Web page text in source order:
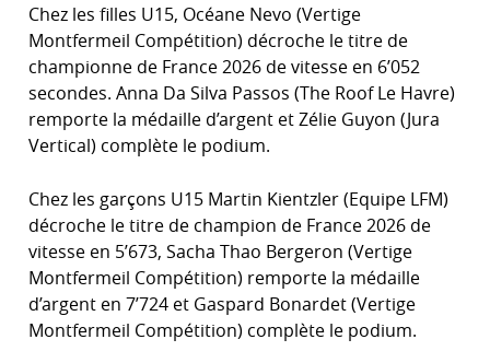
Chez les filles U15, Océane Nevo (Vertige
Montfermeil Compétition) décroche le titre de
championne de France 2026 de vitesse en 6’052
secondes. Anna Da Silva Passos (The Roof Le Havre)
remporte la médaille d’argent et Zélie Guyon (Jura
Vertical) complète le podium.
Chez les garçons U15 Martin Kientzler (Equipe LFM)
décroche le titre de champion de France 2026 de
vitesse en 5’673, Sacha Thao Bergeron (Vertige
Montfermeil Compétition) remporte la médaille
d’argent en 7’724 et Gaspard Bonardet (Vertige
Montfermeil Compétition) complète le podium.